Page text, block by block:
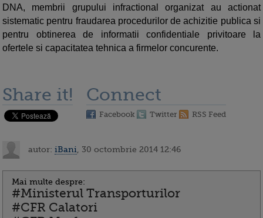
DNA, membrii grupului infractional organizat au actionat
sistematic pentru fraudarea procedurilor de achizitie publica si
pentru obtinerea de informatii confidentiale privitoare la
ofertele si capacitatea tehnica a firmelor concurente.
Share it! Connect
Facebook Twitter RSS Feed
autor: iBani , 30 octombrie 2014 12:46
Mai multe despre:
#Ministerul Transporturilor
#CFR Calatori